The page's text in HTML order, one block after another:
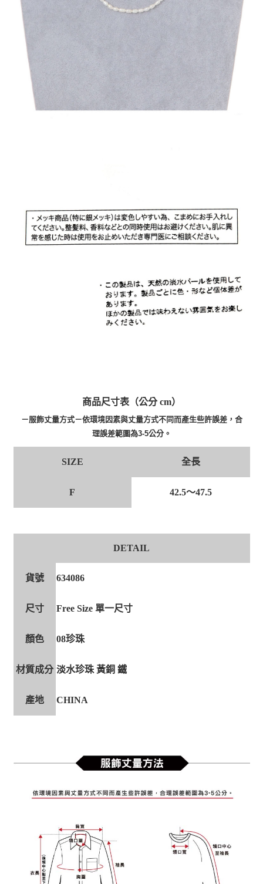
商品尺寸表（公分 cm）
－服飾丈量方式－依環境因素與丈量方式不同而產生些許誤差，合
理誤差範圍為3-5公分。
SIZE 全長
F 42.5～47.5
DETAIL
貨號 634086
尺寸 Free Size 單一尺寸
顏色 08珍珠
材質成分 淡水珍珠 黃銅 鐵
產地 CHINA